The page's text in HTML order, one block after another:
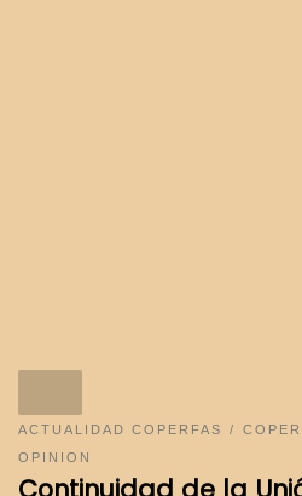
ACTUALIDAD COPERFAS
OPINION